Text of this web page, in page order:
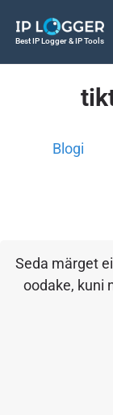
Best IP Logger & IP Tools
Blogi